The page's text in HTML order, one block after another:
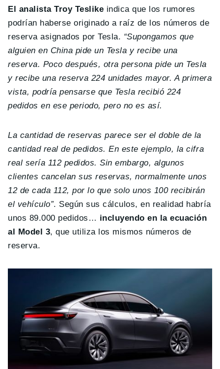
El analista Troy Teslike indica que los rumores
podrían haberse originado a raíz de los números de
reserva asignados por Tesla. “Supongamos que
alguien en China pide un Tesla y recibe una
reserva. Poco después, otra persona pide un Tesla
y recibe una reserva 224 unidades mayor. A primera
vista, podría pensarse que Tesla recibió 224
pedidos en ese periodo, pero no es así.
La cantidad de reservas parece ser el doble de la
cantidad real de pedidos. En este ejemplo, la cifra
real sería 112 pedidos. Sin embargo, algunos
clientes cancelan sus reservas, normalmente unos
12 de cada 112, por lo que solo unos 100 recibirán
el vehículo”. Según sus cálculos, en realidad habría
unos 89.000 pedidos… incluyendo en la ecuación
al Model 3, que utiliza los mismos números de
reserva.